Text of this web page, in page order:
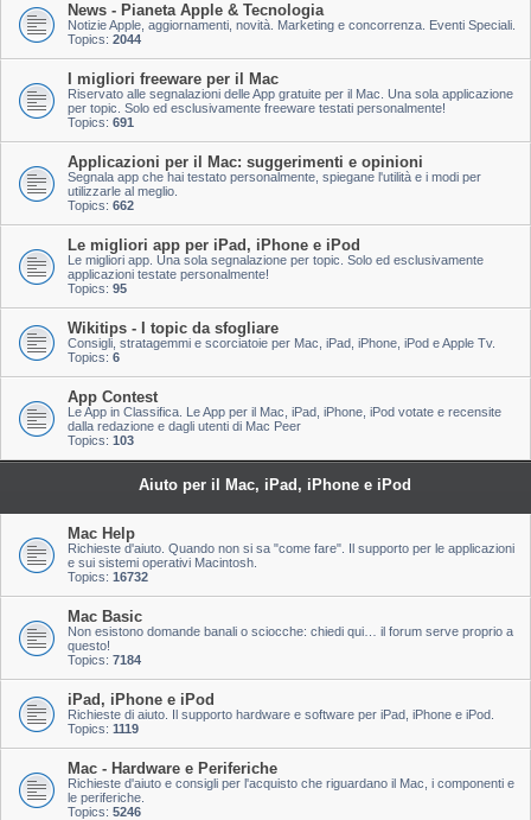
News - Pianeta Apple & Tecnologia
Notizie Apple, aggiornamenti, novità. Marketing e concorrenza. Eventi Speciali.
Topics: 2044
I migliori freeware per il Mac
Riservato alle segnalazioni delle App gratuite per il Mac. Una sola applicazione
per topic. Solo ed esclusivamente freeware testati personalmente!
Topics: 691
Applicazioni per il Mac: suggerimenti e opinioni
Segnala app che hai testato personalmente, spiegane l'utilità e i modi per
utilizzarle al meglio.
Topics: 662
Le migliori app per iPad, iPhone e iPod
Le migliori app. Una sola segnalazione per topic. Solo ed esclusivamente
applicazioni testate personalmente!
Topics: 95
Wikitips - I topic da sfogliare
Consigli, stratagemmi e scorciatoie per Mac, iPad, iPhone, iPod e Apple Tv.
Topics: 6
App Contest
Le App in Classifica. Le App per il Mac, iPad, iPhone, iPod votate e recensite
dalla redazione e dagli utenti di Mac Peer
Topics: 103
Aiuto per il Mac, iPad, iPhone e iPod
Mac Help
Richieste d'aiuto. Quando non si sa "come fare". Il supporto per le applicazioni
e sui sistemi operativi Macintosh.
Topics: 16732
Mac Basic
Non esistono domande banali o sciocche: chiedi qui… il forum serve proprio a
questo!
Topics: 7184
iPad, iPhone e iPod
Richieste di aiuto. Il supporto hardware e software per iPad, iPhone e iPod.
Topics: 1119
Mac - Hardware e Periferiche
Richieste d'aiuto e consigli per l'acquisto che riguardano il Mac, i componenti e
le periferiche.
Topics: 5246